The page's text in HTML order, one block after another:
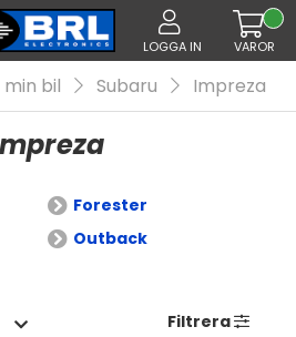
LOGGA IN VAROR
bil Subaru Impreza
Forester
Outback
Filtrera